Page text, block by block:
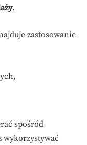
.
zastosowanie
spośród